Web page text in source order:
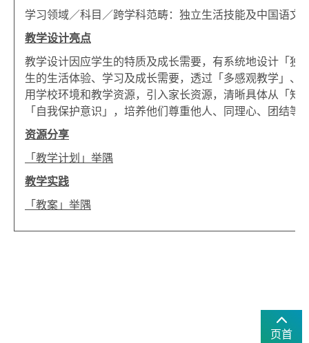
学习领域／科目／跨学科范畴：独立生活技能及中国语文
教学设计亮点
教学设计因应学生的特质及成长需要，有系统地设计「独
生的生活体验、学习及成长需要，透过「多感观教学」
用学校环境和教学资源，引入家长资源，清晰具体从「
「自我保护意识」，培养他们尊重他人、同理心、团结等
资源分享
「教学计划」举隅
教学实践
「教案」举隅
页首